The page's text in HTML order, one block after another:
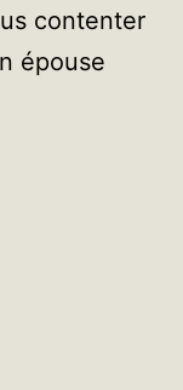
contenter
épouse